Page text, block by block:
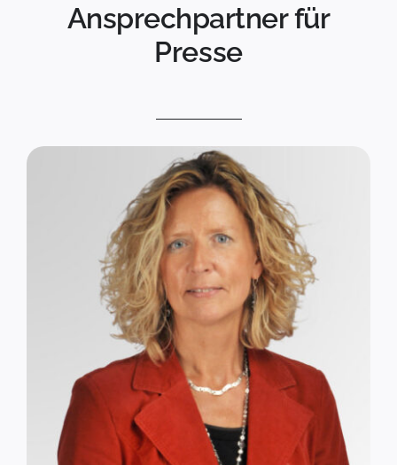
Ansprechpartner für
Presse